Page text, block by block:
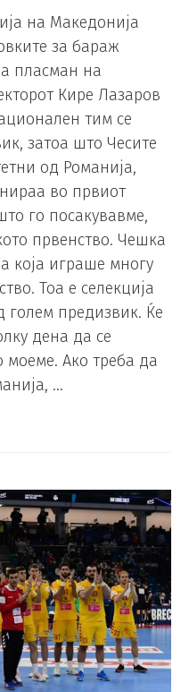
на Македонија
за бараж
пласман на
Кире Лазаров
тим се
затоа што Чесите
од Романија,
во првиот
го посакувавме,
првенство. Чешка
која играше многу
Тоа е селекција
голем предизвик. Ќе
дена да се
моеме. Ако треба да
…